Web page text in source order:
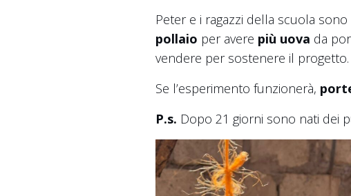
Peter e i ragazzi della scuola
pollaio per avere più uova da
vendere per sostenere il progetto.
Se l’esperimento funzionerà,
P.s. Dopo 21 giorni sono nati dei